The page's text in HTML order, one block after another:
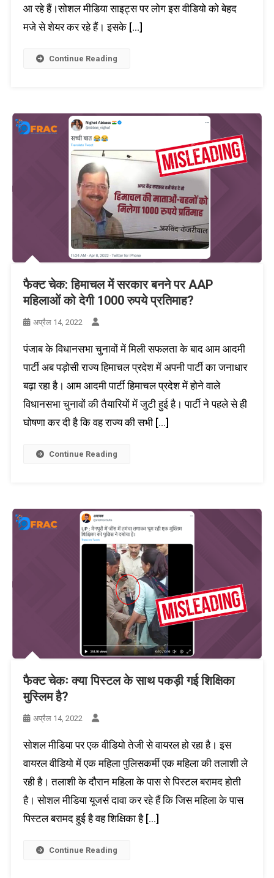
आ रहे हैं।सोशल मीडिया साइट्स पर लोग इस वीडियो को बेहद
मजे से शेयर कर रहे हैं। इसके […]
Continue Reading
फैक्ट चेक: हिमाचल में सरकार बनने पर AAP
महिलाओं को देगी 1000 रुपये प्रतिमाह?
अप्रैल 14, 2022
पंजाब के विधानसभा चुनावों में मिली सफलता के बाद आम आदमी
पार्टी अब पड़ोसी राज्य हिमाचल प्रदेश में अपनी पार्टी का जनाधार
बढ़ा रहा है। आम आदमी पार्टी हिमाचल प्रदेश में होने वाले
विधानसभा चुनावों की तैयारियों में जुटी हुई है। पार्टी ने पहले से ही
घोषणा कर दी है कि वह राज्य की सभी […]
Continue Reading
फैक्ट चेकः क्या पिस्टल के साथ पकड़ी गई शिक्षिका
मुस्लिम है?
अप्रैल 14, 2022
सोशल मीडिया पर एक वीडियो तेजी से वायरल हो रहा है। इस
वायरल वीडियो में एक महिला पुलिसकर्मी एक महिला की तलाशी ले
रही है। तलाशी के दौरान महिला के पास से पिस्टल बरामद होती
है। सोशल मीडिया यूजर्स दावा कर रहे हैं कि जिस महिला के पास
पिस्टल बरामद हुई है वह शिक्षिका है […]
Continue Reading